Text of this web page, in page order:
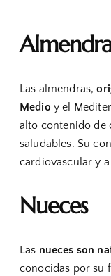
Las almendras,
Medio y el
alto contenido de
saludables. Su
cardiovascular y
Nueces
Las nueces son
conocidas por su